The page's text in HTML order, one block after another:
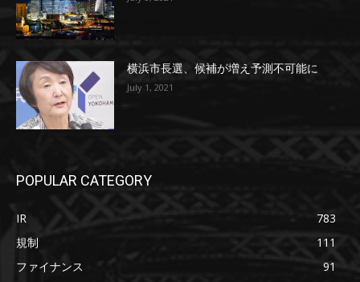
横浜市長選、候補が増え予測不可能に
July 1, 2021
POPULAR CATEGORY
IR
783
規制
111
ファイナンス
91